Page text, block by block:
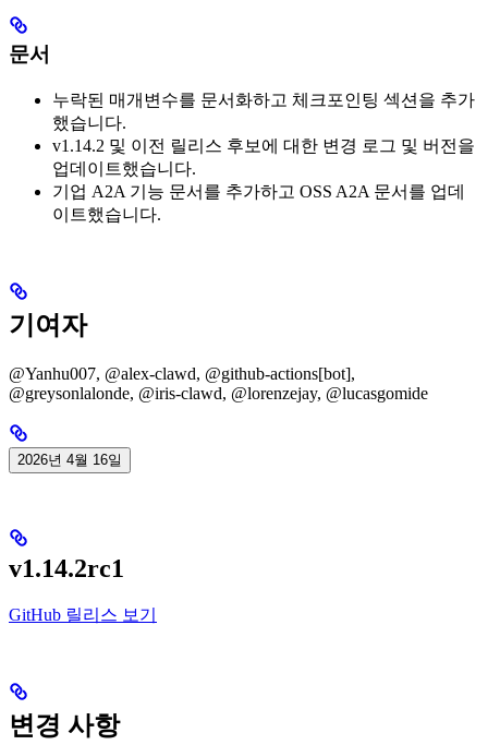
문서
누락된 매개변수를 문서화하고 체크포인팅 섹션을 추가
했습니다.
v1.14.2 및 이전 릴리스 후보에 대한 변경 로그 및 버전을
업데이트했습니다.
기업 A2A 기능 문서를 추가하고 OSS A2A 문서를 업데
이트했습니다.
기여자
@Yanhu007, @alex-clawd, @github-actions[bot],
@greysonlalonde, @iris-clawd, @lorenzejay, @lucasgomide
2026년 4월 16일
v1.14.2rc1
GitHub 릴리스 보기
변경 사항